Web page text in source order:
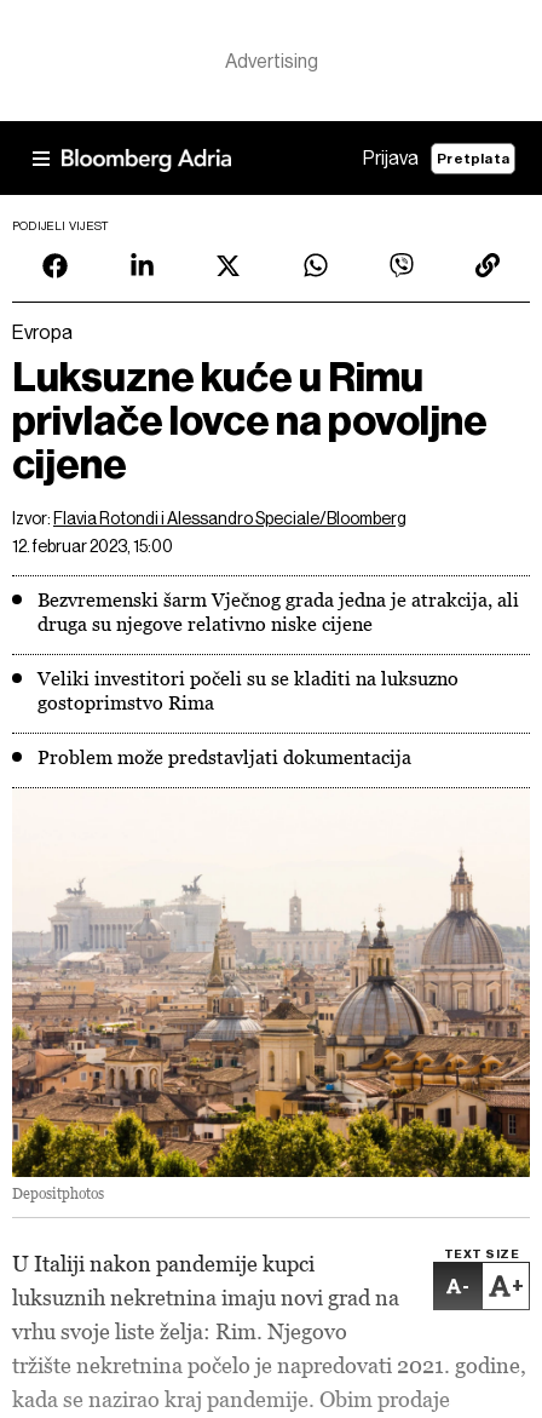
Prijava Pretplata
PODIJELI VIJEST
Evropa
Luksuzne kuće u Rimu
privlače lovce na povoljne
cijene
Izvor: Flavia Rotondi i Alessandro Speciale/Bloomberg
12. februar 2023, 15:00
Bezvremenski šarm Vječnog grada jedna je atrakcija, ali
druga su njegove relativno niske cijene
Veliki investitori počeli su se kladiti na luksuzno
gostoprimstvo Rima
Problem može predstavljati dokumentacija
Depositphotos
TEXT SIZE
- +
U Italiji nakon pandemije kupci
luksuznih nekretnina imaju novi grad na
vrhu svoje liste želja: Rim. Njegovo
tržište nekretnina počelo je napredovati 2021. godine,
kada se nazirao kraj pandemije. Obim prodaje